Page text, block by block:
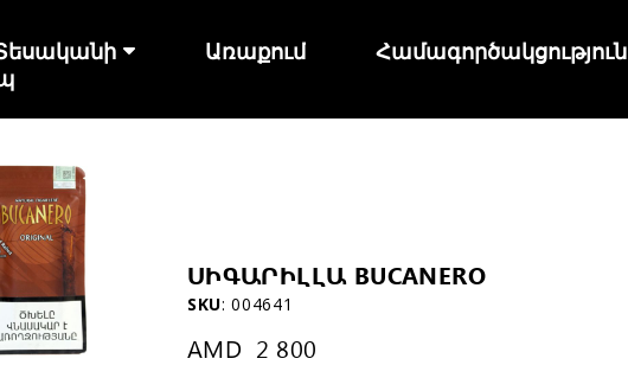
Առաքում Համագործակցություն
ՍԻԳԱՐԻԼԼԱ BUCANERO
SKU:004641
AMD 2 800